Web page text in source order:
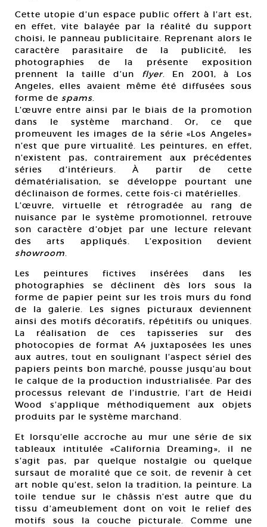
Cette utopie d’un espace public offert à l’art est,
en effet, vite balayée par la réalité du support
choisi, le panneau publicitaire. Reprenant alors le
caractère parasitaire de la publicité, les
photographies de la présente exposition
prennent la taille d’un flyer. En 2001, à Los
Angeles, elles avaient même été diffusées sous
forme de spams.
L’œuvre entre ainsi par le biais de la promotion
dans le système marchand. Or, ce que
promeuvent les images de la série «Los Angeles»
n’est que pure virtualité. Les peintures, en effet,
n’existent pas, contrairement aux précédentes
séries d’intérieurs. À partir de cette
dématérialisation, se développe pourtant une
déclinaison de formes, cette fois-ci matérielles.
L’œuvre, virtuelle et rétrogradée au rang de
nuisance par le système promotionnel, retrouve
son caractère d’objet par une lecture relevant
des arts appliqués. L’exposition devient
showroom.
Les peintures fictives insérées dans les
photographies se déclinent dès lors sous la
forme de papier peint sur les trois murs du fond
de la galerie. Les signes picturaux deviennent
ainsi des motifs décoratifs, répétitifs ou uniques.
La réalisation de ces tapisseries sur des
photocopies de format A4 juxtaposées les unes
aux autres, tout en soulignant l’aspect sériel des
papiers peints bon marché, pousse jusqu’au bout
le calque de la production industrialisée. Par des
processus relevant de l’industrie, l’art de Heidi
Wood s’applique méthodiquement aux objets
produits par le système marchand.
Et lorsqu’elle accroche au mur une série de six
tableaux intitulée «California Dreaming», il ne
s’agit pas, par quelque nostalgie ou quelque
sursaut de moralité que ce soit, de revenir à cet
art noble qu’est, selon la tradition, la peinture. La
toile tendue sur le châssis n’est autre que du
tissu d’ameublement dont on voit le relief des
motifs sous la couche picturale. Comme une